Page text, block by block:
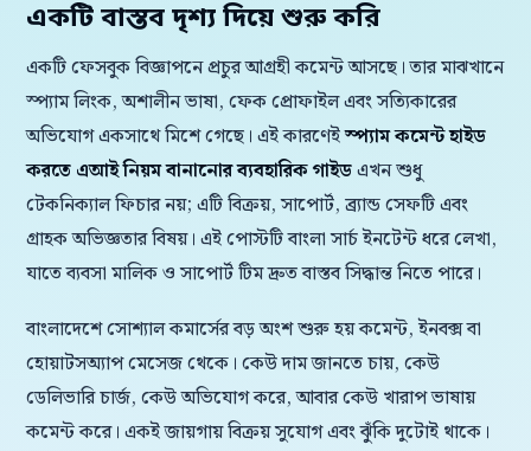
একটি বাস্তব দৃশ্য দিয়ে শুরু করি
একটি ফেসবুক বিজ্ঞাপনে প্রচুর আগ্রহী কমেন্ট আসছে। তার মাঝখানে
স্প্যাম লিংক, অশালীন ভাষা, ফেক প্রোফাইল এবং সত্যিকারের
অভিযোগ একসাথে মিশে গেছে। এই কারণেইস্প্যাম কমেন্ট হাইড
করতে এআই নিয়ম বানানোর ব্যবহারিক গাইডএখন শুধু
টেকনিক্যাল ফিচার নয়; এটি বিক্রয়, সাপোর্ট, ব্র্যান্ড সেফটি এবং
গ্রাহক অভিজ্ঞতার বিষয়। এই পোস্টটি বাংলা সার্চ ইনটেন্ট ধরে লেখা,
যাতে ব্যবসা মালিক ও সাপোর্ট টিম দ্রুত বাস্তব সিদ্ধান্ত নিতে পারে।
বাংলাদেশে সোশ্যাল কমার্সের বড় অংশ শুরু হয় কমেন্ট, ইনবক্স বা
হোয়াটসঅ্যাপ মেসেজ থেকে। কেউ দাম জানতে চায়, কেউ
ডেলিভারি চার্জ, কেউ অভিযোগ করে, আবার কেউ খারাপ ভাষায়
কমেন্ট করে। একই জায়গায় বিক্রয় সুযোগ এবং ঝুঁকি দুটোই থাকে।